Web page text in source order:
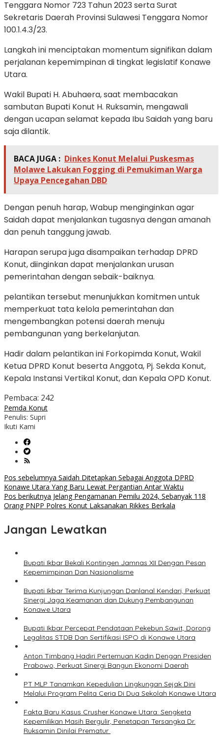
Tenggara Nomor 723 Tahun 2023 serta Surat
Sekretaris Daerah Provinsi Sulawesi Tenggara Nomor
100.1.4.3/23.
Langkah ini menciptakan momentum signifikan dalam
perjalanan kepemimpinan di tingkat legislatif Konawe
Utara.
Wakil Bupati H. Abuhaera, saat membacakan
sambutan Bupati Konut H. Ruksamin, mengawali
dengan ucapan selamat kepada Ibu Saidah yang baru
saja dilantik.
BACA JUGA : Dinkes Konut Melalui Puskesmas
Molawe Lakukan Fogging di Pemukiman Warga
Upaya Pencegahan DBD
Dengan penuh harap, Wabup menginginkan agar
Saidah dapat menjalankan tugasnya dengan amanah
dan penuh tanggung jawab.
Harapan serupa juga disampaikan terhadap DPRD
Konut, diinginkan dapat menjalankan urusan
pemerintahan dengan sebaik-baiknya.
pelantikan tersebut menunjukkan komitmen untuk
memperkuat tata kelola pemerintahan dan
mengembangkan potensi daerah menuju
pembangunan yang berkelanjutan.
Hadir dalam pelantikan ini Forkopimda Konut, Wakil
Ketua DPRD Konut beserta Anggota, Pj. Sekda Konut,
Kepala Instansi Vertikal Konut, dan Kepala OPD Konut.
Pembaca: 242
Pemda Konut
Penulis: Supri
Ikuti Kami
Navigasi
pos
Pos sebelumnya Saidah Ditetapkan Sebagai Anggota DPRD
Konawe Utara Yang Baru Lewat Pergantian Antar Waktu
Pos berikutnya Jelang Pengamanan Pemilu 2024, Sebanyak 118
Orang PNPP Polres Konut Laksanakan Rikkes Berkala
Jangan Lewatkan
Bupati Ikbar Bekali Kontingen Jamnas XII Dengan Pesan
Kepemimpinan Dan Nasionalisme
Bupati Ikbar Terima Kunjungan Danlanal Kendari, Perkuat
Sinergi Jaga Keamanan dan Dukung Pembangunan
Konawe Utara
Bupati Ikbar Percepat Pendataan Pekebun Sawit, Dorong
Legalitas STDB Dan Sertifikasi ISPO di Konawe Utara
Anton Timbang Hadiri Pertemuan Kadin Dengan Presiden
Prabowo, Perkuat Sinergi Bangun Ekonomi Daerah
PT MLP Tanamkan Kepedulian Lingkungan Sejak Dini
Melalui Program Pelita Ceria Di Dua Sekolah Konawe Utara
Fakta Baru Kasus Crusher Konawe Utara: Sengketa
Kepemilikan Masih Bergulir, Penetapan Tersangka Dr.
Ruksamin Dinilai Prematur